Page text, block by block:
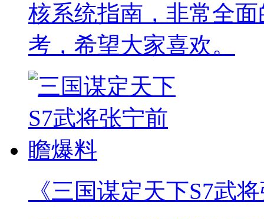
核系统指南，非常全
考，希望大家喜欢。
《三国谋定天下S7武